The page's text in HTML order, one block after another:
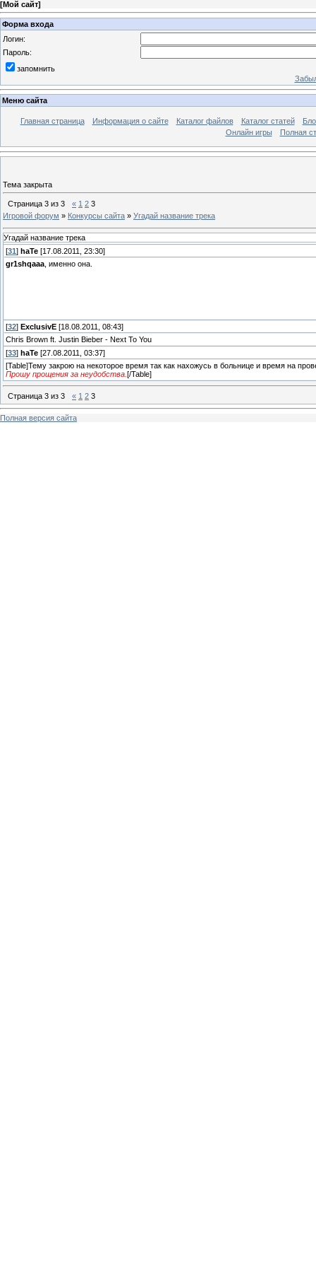
[Мой сайт]
Форма входа
Логин:
Пароль:
запомнить
Меню сайта
Главная страница Информация о сайте Каталог файлов Каталог статей
Онлайн игры
Полная
Тема закрыта
Страница 3 из 3 « 1 2 3
Игровой форум » Конкурсы сайта » Угадай название трека
Угадай название трека
[31 ] haTe [17.08.2011, 23:30]
gr1shqaaa , именно она.
[32] ExclusivE [18.08.2011, 08:43]
Chris Brown ft. Justin Bieber - Next To You
[33] haTe [27.08.2011, 03:37]
[Table]Тему закрою на некоторое время так как нахожусь в больнице и время на
Прошу прощения за неудобства. [/Table]
Страница 3 из 3 « 1 2 3
Полная версия сайта